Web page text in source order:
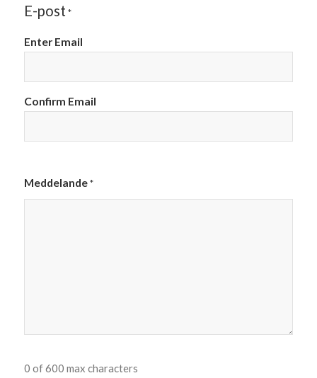
E-post *
Enter Email
Confirm Email
Meddelande *
0 of 600 max characters